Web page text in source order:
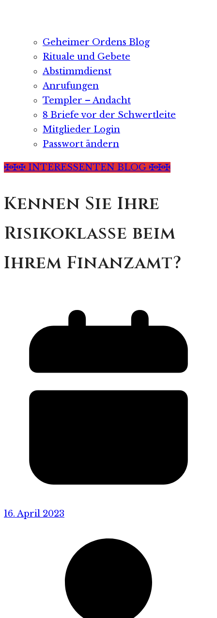
Geheimer Ordens Blog
Rituale und Gebete
Abstimmdienst
Anrufungen
Templer – Andacht
8 Briefe vor der Schwertleite
Mitglieder Login
Passwort ändern
✠✠✠ INTERESSENTEN BLOG ✠✠✠
Kennen Sie Ihre
Risikoklasse beim
Ihrem Finanzamt?
16. April 2023